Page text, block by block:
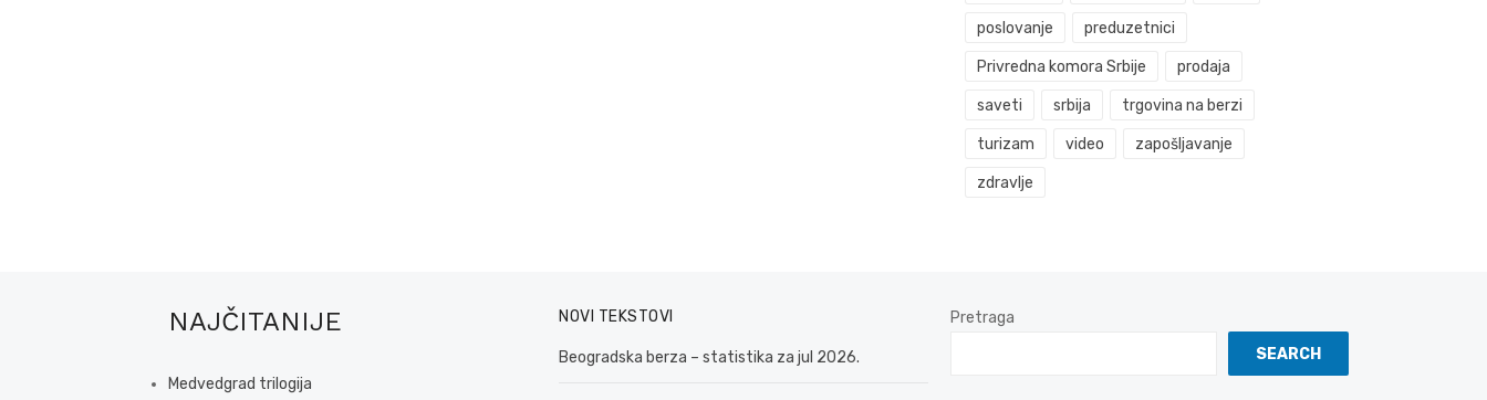
poslovanje preduzetnici
Privredna komora Srbije prodaja
saveti srbija trgovina na berzi
turizam video zapošljavanje
zdravlje
NAJČITANIJE
Medvedgrad trilogija
NOVI TEKSTOVI
Beogradska berza – statistika za jul 2026.
Pretraga
SEARCH